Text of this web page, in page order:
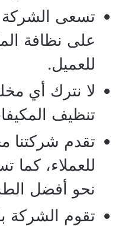
تسعى الشركة
على نظافة
للعميل.
لا نترك أي
تنظيف
تقدم شركتنا
للعملاء، كما
نحو أفضل
تقوم الشركة